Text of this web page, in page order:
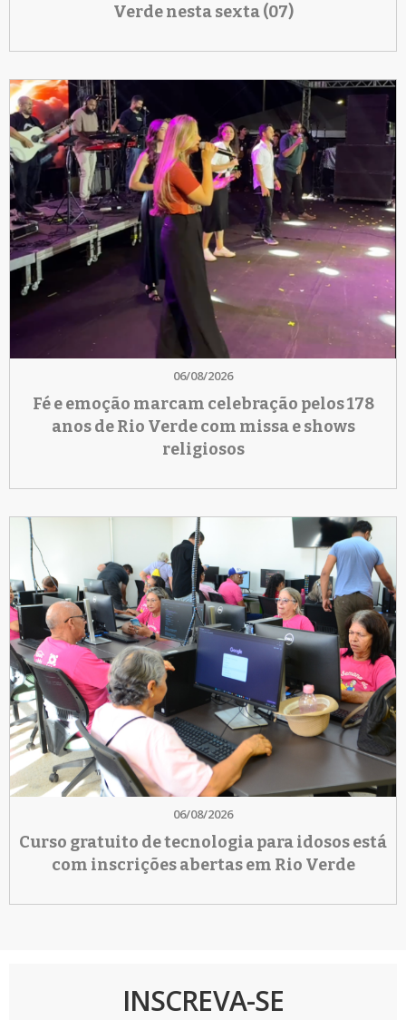
Verde nesta sexta (07)
06/08/2026
Fé e emoção marcam celebração pelos 178
anos de Rio Verde com missa e shows
religiosos
06/08/2026
Curso gratuito de tecnologia para idosos está
com inscrições abertas em Rio Verde
INSCREVA-SE